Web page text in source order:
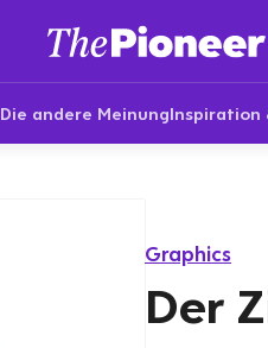
Die andere MeinungInspiration
Graphics
Der